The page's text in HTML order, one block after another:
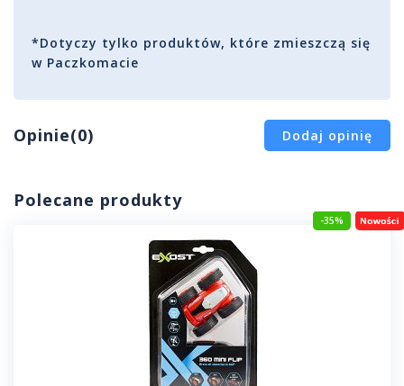
*Dotyczy tylko produktów, które zmieszczą się
w Paczkomacie
Opinie(0) Dodaj opinię
Polecane produkty
-35%